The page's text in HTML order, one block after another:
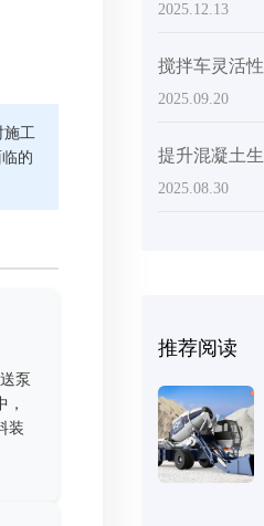
施工
的
泵
装
2025.12.13
2025.09.20
2025.08.30
推荐阅读